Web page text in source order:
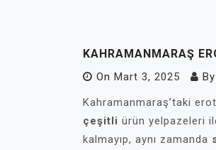
KAHRAMANMARAŞ
On Mart 3, 2025 By
Kahramanmaraş’taki
çeşitli ürün yelpazeleri
kalmayıp, aynı zamanda